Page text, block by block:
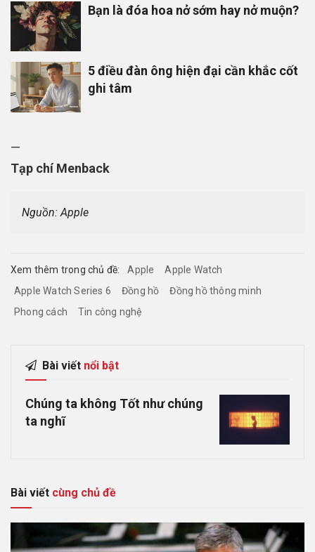
Bạn là đóa hoa nở sớm hay nở muộn?
5 điều đàn ông hiện đại cần khắc cốt
ghi tâm
—
Tạp chí Menback
Nguồn: Apple
Xem thêm trong chủ đề: Apple
Apple Watch
Apple Watch Series 6
Đồng hồ
Đồng hồ thông minh
Phong cách
Tin công nghệ
Bài viết nổi bật
Chúng ta không Tốt như chúng
ta nghĩ
Bài viết cùng chủ đề